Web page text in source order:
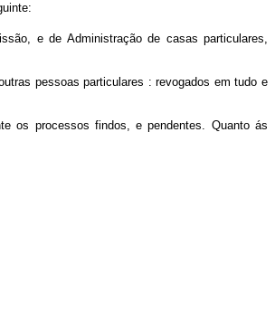
e de Administração de casas particulares,
pessoas particulares : revogados em tudo e
os processos findos, e pendentes. Quanto ás